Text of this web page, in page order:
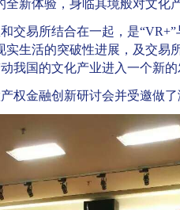
新体验，身临其境般对文化
交易所结合在一起，是“VR+”
生活的突破性进展，及交易
我国的文化产业进入一个新
金融创新研讨会并受邀做了